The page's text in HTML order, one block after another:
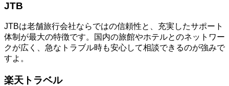
JTB
JTBは老舗旅行会社ならではの信頼性と、充実したサポート
体制が最大の特徴です。国内の旅館やホテルとのネットワー
クが広く、急なトラブル時も安心して相談できるのが強みで
すよ。
楽天トラベル